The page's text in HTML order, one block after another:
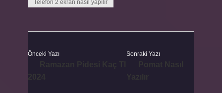
Telefon 2 ekran nasıl yapılır
Önceki Yazı Sonraki Yazı